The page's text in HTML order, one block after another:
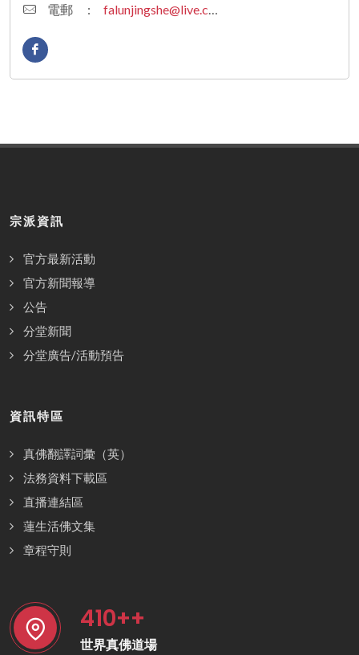
電郵
: falunjingshe@live.com
宗派資訊
官方最新活動
官方新聞報導
公告
分堂新聞
分堂廣告/活動預告
資訊特區
真佛翻譯詞彙（英）
法務資料下載區
直播連結區
蓮生活佛文集
章程守則
410++
世界真佛道場